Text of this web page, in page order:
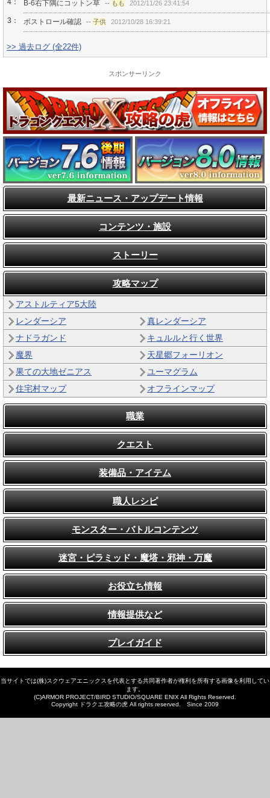
B-6右下隅にコットン草 -- もも 2012/11/26 23:41:54
3： ボストロール確認 -- 子供 2012/10/28 16:39:21
>> 過去ログ (全22件)
スポンサーリンク
最新ニュース・アップデート情報
コンテンツ・施設
ストーリー
攻略マップ
アストルティア5大陸
レンダーシア
真レンダーシア
ナドラガンド
キュルルと行く世界
魔界
天星郷フォーリオン
果ての大地ゼニアス
ユーマグラム
住宅村マップ
オフラインマップ
職業
クエスト
装備品・アイテム
職人レシピ
モンスター・バトルコンテンツ
迷宮・ピラミッド・魔塔・邪神・万魔
お役立ち情報
情報提供など
プレイガイド
当サイトでは(株)スクウェアエニックスを代表とする共同著作者が権利を所有する画像を利用してい
ます。
(C)ARMOR PROJECT/BIRD STUDIO/SQUARE ENIX All Rights Reserved.
Copyright ドラクエ攻略の虎 All rights reserved. Since 2009